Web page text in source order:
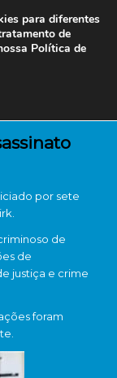
por sete
de
de
justiça e crime
foram
para diferentes
de
Política de